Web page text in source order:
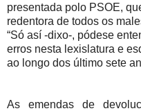
presentada polo PSOE,
redentora de todos os
“Só así -dixo-, pódese
erros nesta lexislatura e
ao longo dos último sete
As emendas de